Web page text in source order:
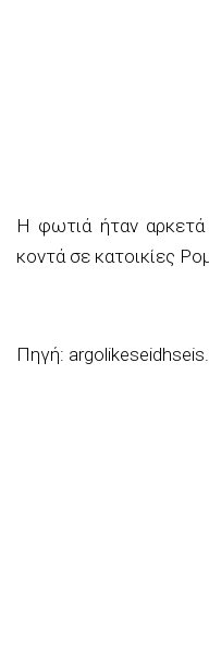
Η φωτιά ήταν αρκετά
κοντά σε κατοικίες
Πηγή: